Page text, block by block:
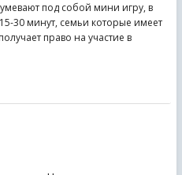
под собой мини игру, в
30 минут, семьи которые имеет
право на участие в